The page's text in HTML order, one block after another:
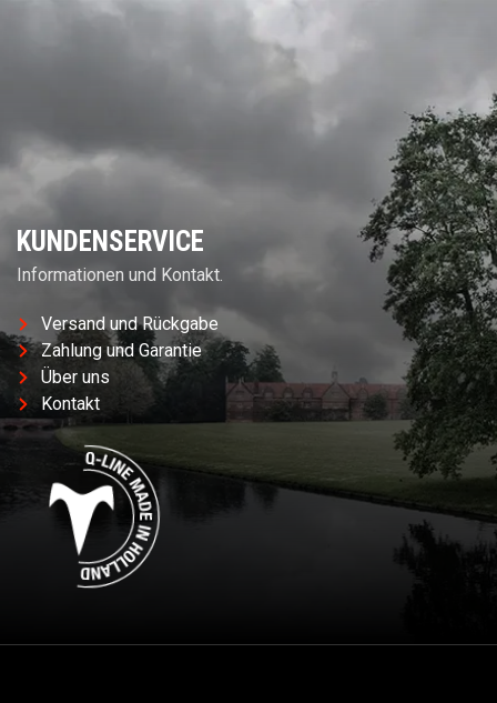
KUNDENSERVICE
Informationen und Kontakt.
Versand und Rückgabe
Zahlung und Garantie
Über uns
Kontakt